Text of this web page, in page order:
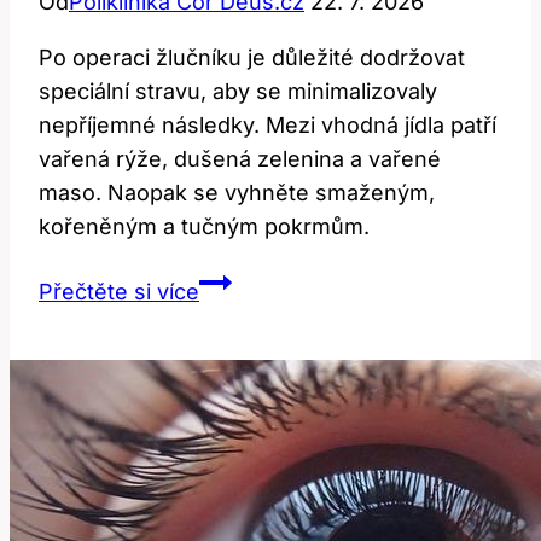
Po operaci žlučníku je důležité dodržovat
speciální stravu, aby se minimalizovaly
nepříjemné následky. Mezi vhodná jídla patří
vařená rýže, dušená zelenina a vařené
maso. Naopak se vyhněte smaženým,
kořeněným a tučným pokrmům.
Přečtěte si víceŽlučníková
operaci:
Co
jíst
a
čeho